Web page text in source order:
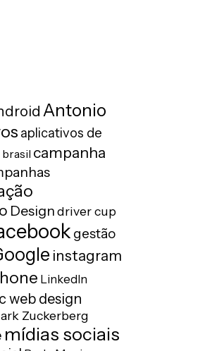
Antonio
aplicativos de
brasil campanha
Designdriver cup
gestão
instagram
LinkedIn
web design
Zuckerberg
mídias sociais